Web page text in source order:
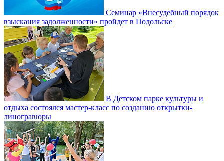
Семинар «Внесудебный порядок
взыскания задолженности» пройдет в Подольске
В Детском парке культуры и
отдыха состоялся мастер-класс по созданию открытки-
линогравюры